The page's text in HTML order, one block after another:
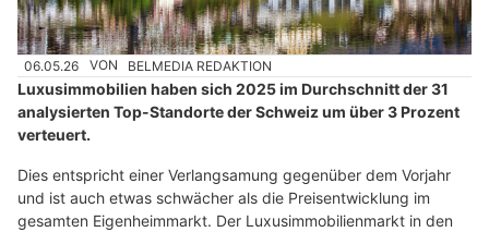
06.05.26 VON BELMEDIA REDAKTION
Luxusimmobilien haben sich 2025 im Durchschnitt der 31
analysierten Top-Standorte der Schweiz um über 3 Prozent
verteuert.
Dies entspricht einer Verlangsamung gegenüber dem Vorjahr
und ist auch etwas schwächer als die Preisentwicklung im
gesamten Eigenheimmarkt. Der Luxusimmobilienmarkt in den